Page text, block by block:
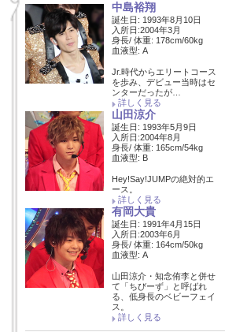
中島裕翔
誕生日: 1993年8月10日
入所日:2004年3月
身長/ 体重: 178cm/60kg
血液型: A
Jr.時代からエリートコース
を歩み、デビュー当時はセ
ンターだったが…
詳しく見る
山田涼介
誕生日: 1993年5月9日
入所日:2004年8月
身長/ 体重: 165cm/54kg
血液型: B
Hey!Say!JUMPの絶対的エ
ース。
詳しく見る
有岡大貴
誕生日: 1991年4月15日
入所日:2003年6月
身長/ 体重: 164cm/50kg
血液型: A
山田涼介・知念侑李と併せ
て「ちびーず」と呼ばれ
る、低身長のベビーフェイ
ス。
詳しく見る